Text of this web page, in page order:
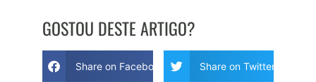
GOSTOU DESTE ARTIGO?
Share on Facebook Share on Twitter